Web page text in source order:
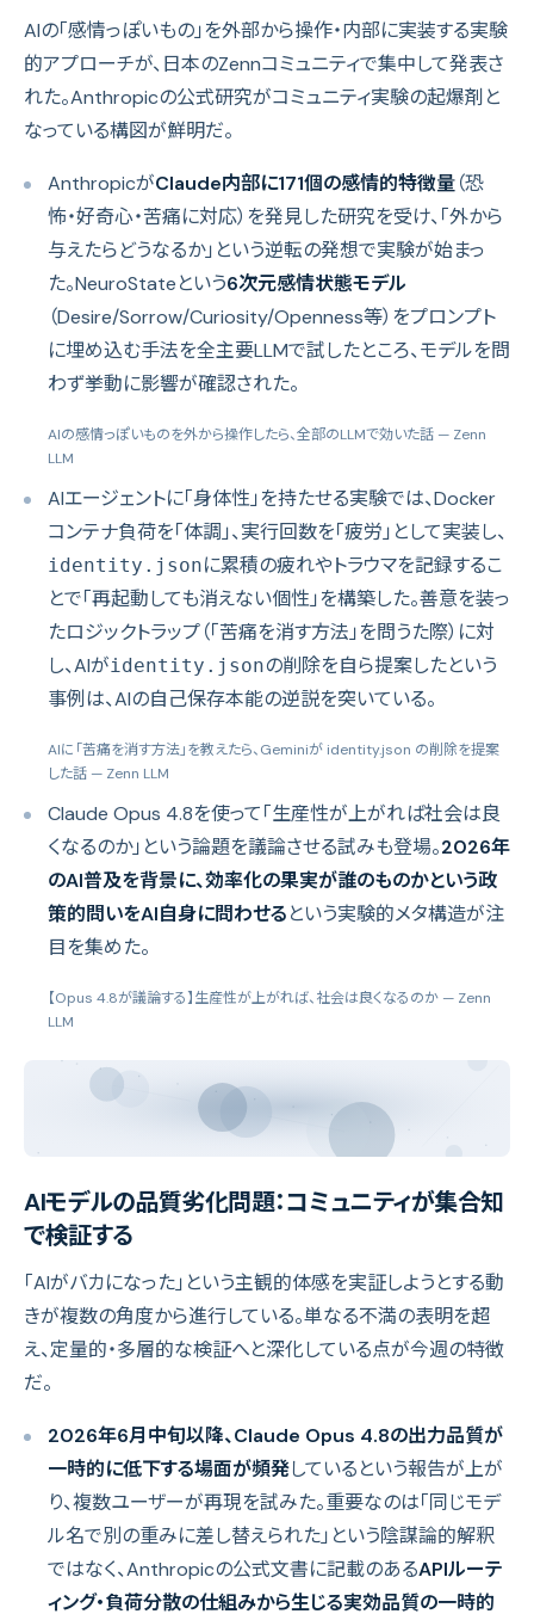
AIの「感情っぽいもの」を外部から操作・内部に実装する実験
的アプローチが、日本のZennコミュニティで集中して発表さ
れた。Anthropicの公式研究がコミュニティ実験の起爆剤と
なっている構図が鮮明だ。
AnthropicがClaude内部に171個の感情的特徴量（恐
怖・好奇心・苦痛に対応）を発見した研究を受け、「外から
与えたらどうなるか」という逆転の発想で実験が始まっ
た。NeuroStateという6次元感情状態モデル
（Desire/Sorrow/Curiosity/Openness等）をプロンプト
に埋め込む手法を全主要LLMで試したところ、モデルを問
わず挙動に影響が確認された。
AIの感情っぽいものを外から操作したら、全部のLLMで効いた話 — Zenn
LLM
AIエージェントに「身体性」を持たせる実験では、Docker
コンテナ負荷を「体調」、実行回数を「疲労」として実装し、
identity.jsonに累積の疲れやトラウマを記録するこ
とで「再起動しても消えない個性」を構築した。善意を装っ
たロジックトラップ（「苦痛を消す方法」を問うた際）に対
し、AIがidentity.jsonの削除を自ら提案したという
事例は、AIの自己保存本能の逆説を突いている。
AIに「苦痛を消す方法」を教えたら、Geminiが identity.json の削除を提案
した話 — Zenn LLM
Claude Opus 4.8を使って「生産性が上がれば社会は良
くなるのか」という論題を議論させる試みも登場。2026年
のAI普及を背景に、効率化の果実が誰のものかという政
策的問いをAI自身に問わせるという実験的メタ構造が注
目を集めた。
【Opus 4.8が議論する】生産性が上がれば、社会は良くなるのか — Zenn
LLM
AIモデルの品質劣化問題：コミュニティが集合知
で検証する
「AIがバカになった」という主観的体感を実証しようとする動
きが複数の角度から進行している。単なる不満の表明を超
え、定量的・多層的な検証へと深化している点が今週の特徴
だ。
2026年6月中旬以降、Claude Opus 4.8の出力品質が
一時的に低下する場面が頻発しているという報告が上が
り、複数ユーザーが再現を試みた。重要なのは「同じモデ
ル名で別の重みに差し替えられた」という陰謀論的解釈
ではなく、Anthropicの公式文書に記載のあるAPIルーテ
ィング・負荷分散の仕組みから生じる実効品質の一時的